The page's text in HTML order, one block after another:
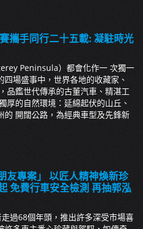
攜手同行二十五載: 凝駐時光
Peninsula）都會化作一 次獨一
場盛事中，世界各地的收藏家、
品鑑世代傳承的古董汽車、精湛工
厚的自然環境：延綿起伏的山丘、
的 開闊公路，為經典車型及先鋒新
友專案」 以匠人精神煥新珍
免費行車安全檢測 再抽郭泓
過68個年頭，推出許多深受市場喜